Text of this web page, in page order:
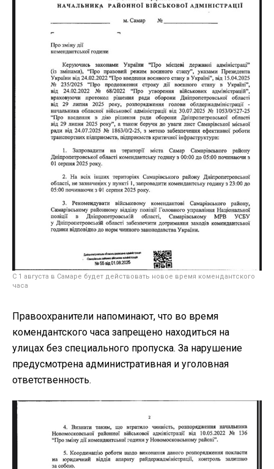
С 1 августа в Самаре будет действовать новое время комендантского
часа
Правоохранители напоминают, что во время
комендантского часа запрещено находиться на
улицах без специального пропуска. За нарушение
предусмотрена административная и уголовная
ответственность.